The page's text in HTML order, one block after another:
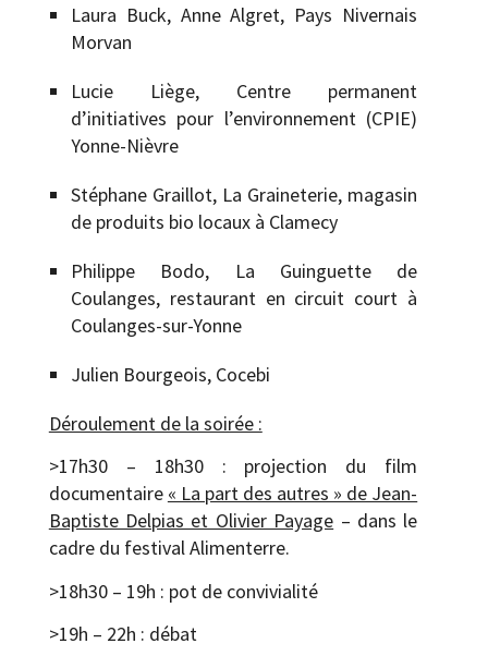
Laura Buck, Anne Algret, Pays Nivernais
Morvan
Lucie Liège, Centre permanent
d’initiatives pour l’environnement (CPIE)
Yonne-Nièvre
Stéphane Graillot, La Graineterie, magasin
de produits bio locaux à Clamecy
Philippe Bodo, La Guinguette de
Coulanges, restaurant en circuit court à
Coulanges-sur-Yonne
Julien Bourgeois, Cocebi
Déroulement de la soirée :
>17h30 – 18h30 : projection du film
documentaire « La part des autres » de Jean-
Baptiste Delpias et Olivier Payage – dans le
cadre du festival Alimenterre.
>18h30 – 19h : pot de convivialité
>19h – 22h : débat